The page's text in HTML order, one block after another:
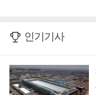
인기기사